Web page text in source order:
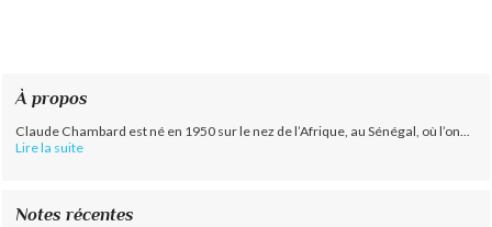
À propos
Claude Chambard est né en 1950 sur le nez de l’Afrique, au Sénégal, où l’on...
Lire la suite
Notes récentes